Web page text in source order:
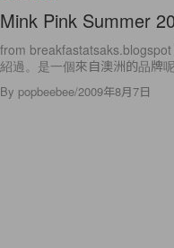
Mink Pink Summer
from
紹過。是一個來自澳洲的品牌
By popbeebee/2009年8月7日